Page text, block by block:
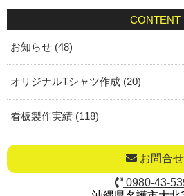
CONTENT
お知らせ (48)
オリジナルTシャツ作成 (20)
看板製作実績 (118)
お問合せ
0980-43-